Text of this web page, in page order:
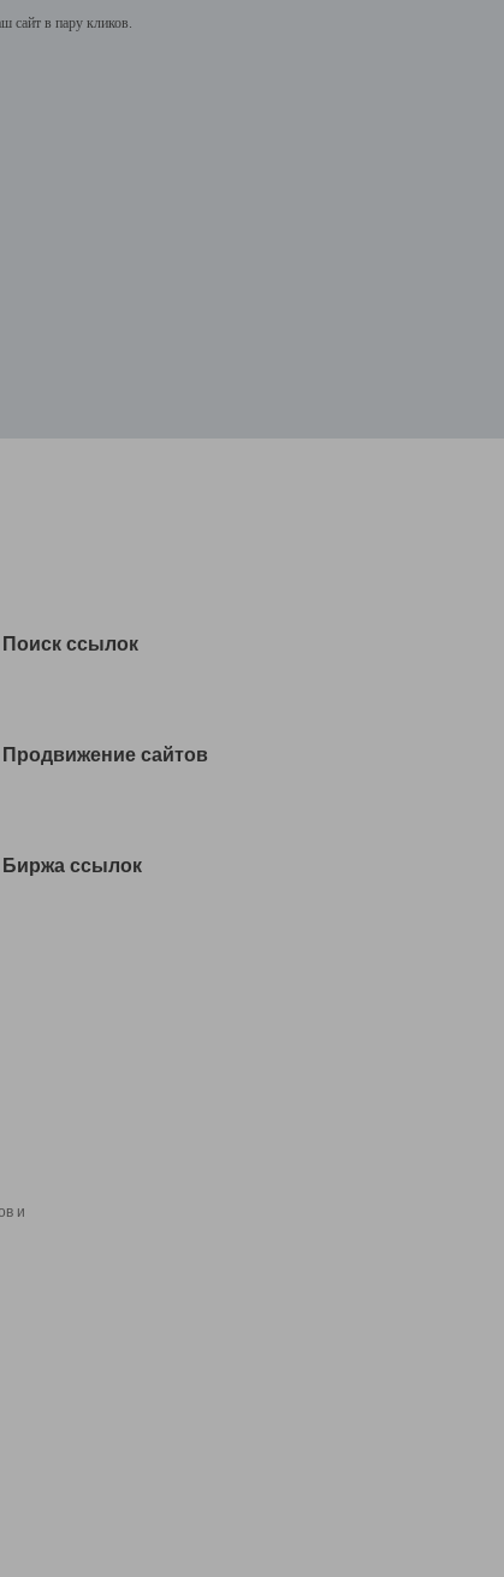
сайт в пару кликов.
Поиск ссылок
Продвижение сайтов
Биржа ссылок
и